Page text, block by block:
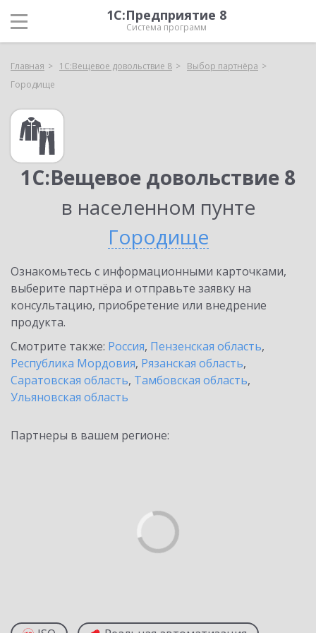
1С:Предприятие 8
Система программ
Главная 1С:Вещевое довольствие 8
Выбор партнёра
Городище
1С:Вещевое довольствие 8
в населенном пунте
Городище
Ознакомьтесь с информационными карточками,
выберите партнёра и отправьте заявку на
консультацию, приобретение или внедрение
продукта.
Смотрите также: Россия, Пензенская область,
Республика Мордовия, Рязанская область,
Саратовская область, Тамбовская область,
Ульяновская область
Партнеры в вашем регионе: